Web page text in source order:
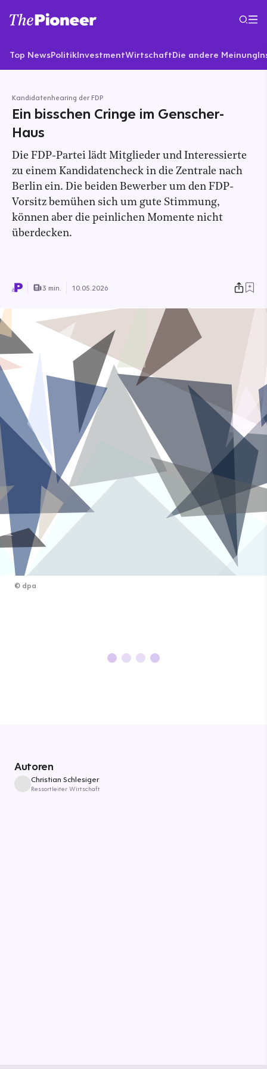
Top NewsPolitikInvestmentWirtschaftDie andere Meinung
Kandidatenhearing der FDP
Ein bisschen Cringe im Genscher-
Haus
Die FDP-Partei lädt Mitglieder und Interessierte
zu einem Kandidatencheck in die Zentrale nach
Berlin ein. Die beiden Bewerber um den FDP-
Vorsitz bemühen sich um gute Stimmung,
können aber die peinlichen Momente nicht
überdecken.
3 min. 10.05.2026
© dpa
Autoren
Christian Schlesiger
Ressortleiter Wirtschaft